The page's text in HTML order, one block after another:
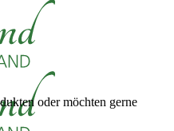
oder möchten gerne